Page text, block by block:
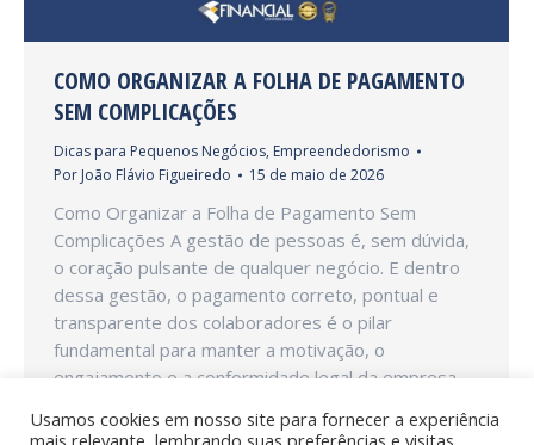
COMO ORGANIZAR A FOLHA DE PAGAMENTO
SEM COMPLICAÇÕES
Dicas para Pequenos Negócios, Empreendedorismo
Por João Flávio Figueiredo 15 de maio de 2026
Como Organizar a Folha de Pagamento Sem
Complicações A gestão de pessoas é, sem dúvida,
o coração pulsante de qualquer negócio. E dentro
dessa gestão, o pagamento correto, pontual e
transparente dos colaboradores é o pilar
fundamental para manter a motivação, o
engajamento e a conformidade legal da empresa.
Usamos cookies em nosso site para fornecer a experiência
mais relevante, lembrando suas preferências e visitas